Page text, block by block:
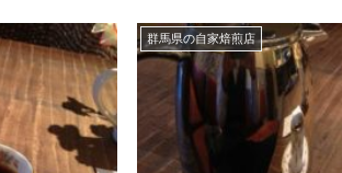
群馬県の自家焙煎店